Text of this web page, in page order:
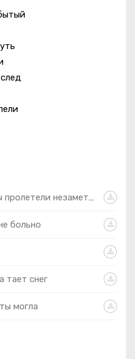
пролетели незаметно
больно
тает снег
могла